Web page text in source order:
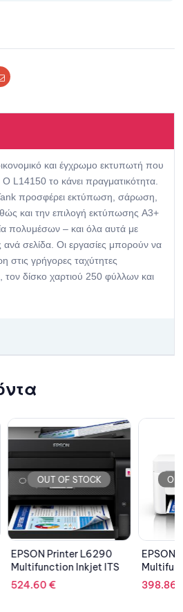
Email
και έγχρωμο εκτυπωτή που
L14150 το κάνει πραγματικότητα.
προσφέρει εκτύπωση, σάρωση,
και την επιλογή εκτύπωσης A3+
πολυμέσων – και όλα αυτά με
ανά σελίδα. Οι εργασίες μπορούν να
στις γρήγορες ταχύτητες
δίσκο χαρτιού 250 φύλλων και
OUT OF STOCK
EPSON Printer L5296
Multifunction Inkjet ITS
398.86€
Mono